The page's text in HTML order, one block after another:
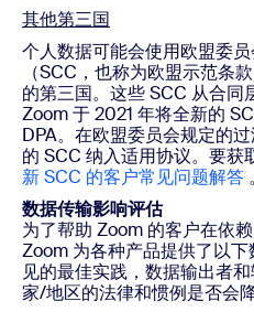
其他第三国
个人数据可能会使用欧盟委
（SCC，也称为欧盟示范条
的第三国。这些 SCC 从合同
Zoom 于 2021 年将全新的
DPA。在欧盟委员会规定的
的 SCC 纳入适用协议。要获
新 SCC 的客户常见问题解答
数据传输影响评估
为了帮助 Zoom 的客户在依
Zoom 为各种产品提供了以
见的最佳实践，数据输出者
家/地区的法律和惯例是否会